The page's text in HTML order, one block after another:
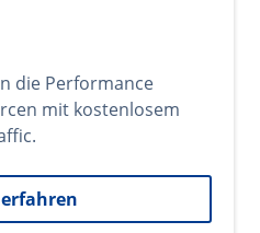
die Performance
mit kostenlosem